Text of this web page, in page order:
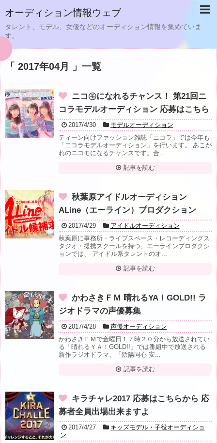
オーディション情報ウェブ
タレント、モデル、女優などのオーディション情報を集めていま
す。
「 2017年04月 」一覧
ニコ㋲になれるチャンス！ 第21回ニ
コラモデルオーディション 応募はこちら
2017/4/30
モデルオーディション
ティーン向けファッション雑誌「ニコラ」では今年も
「ニコラモデルオーディション」を行います。 あこが
れのニコモになるチャンスです。合...
記事を読む
秋葉原アイドルオーディション
ALine（エーライン）プロダクション
2017/4/29
アイドルオーディション
秋葉原に事務所・ライブスペース・レコーディングス
タジオ・提携スクールを持つ、エーラインプロダクシ
ョンでは、 アイドル系タレントのオ...
記事を読む
かわさきＦＭ 晴れるYA！GOLD!! ラ
ジオドラマの声優募集
2017/4/28
声優オーディション
かわさきＦＭで金曜日１７時２０分から放送されてい
る「晴れるＹＡ！GOLD!!」では番組中で放送される
新作ラジオドラマ、「陰陽同心 安...
記事を読む
キラチャレ2017 応募はこちらから 応
募者全員出場出来ますよ
2017/4/27
キッズモデル・子役オーディショ
ン